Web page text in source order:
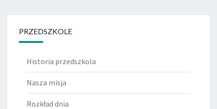
PRZEDSZKOLE
Historia przedszkola
Nasza misja
Rozkład dnia